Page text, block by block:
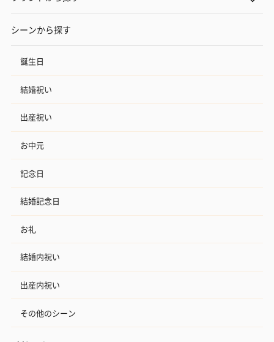
シーンから探す
誕生日
結婚祝い
出産祝い
お中元
記念日
結婚記念日
お礼
結婚内祝い
出産内祝い
その他のシーン